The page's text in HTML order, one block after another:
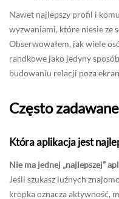
Nawet najlepszy profil i
wyzwaniami, które niesie ze
Obserwowałem, jak wiele
randkowe jako jedyny
budowaniu relacji poza
Często
Która aplikacja jest
Nie ma jednej „najlepszej”
Jeśli szukasz luźnych
kropka oznacza aktywność,